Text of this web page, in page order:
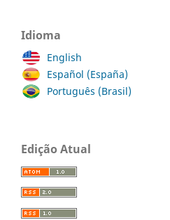
Idioma
English
Español (España)
Português (Brasil)
Edição Atual